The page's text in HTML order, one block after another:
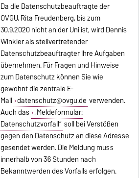
Da die Datenschutzbeauftragte der
OVGU, Rita Freudenberg, bis zum
30.9.2020 nicht an der Uni ist, wird Dennis
Winkler als stellvertretender
Datenschutzbeauftragter ihre Aufgaben
übernehmen. Für Fragen und Hinweise
zum Datenschutz können Sie wie
gewohnt die zentrale E-
Mail datenschutz@ovgu.de verwenden.
Auch das „Meldeformular:
Datenschutzvorfall“ soll bei Verstößen
gegen den Datenschutz an diese Adresse
gesendet werden. Die Meldung muss
innerhalb von 36 Stunden nach
Bekanntwerden des Vorfalls erfolgen.